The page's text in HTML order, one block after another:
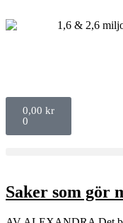
0,00 kr
0
Saker som gör